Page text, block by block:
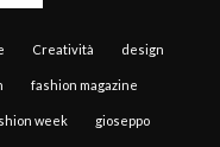
Creatività design
fashion magazine
week gioseppo